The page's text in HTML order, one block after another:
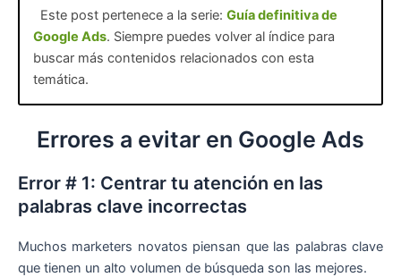
Este post pertenece a la serie: Guía definitiva de
Google Ads. Siempre puedes volver al índice para
buscar más contenidos relacionados con esta
temática.
Errores a evitar en Google Ads
Error # 1: Centrar tu atención en las
palabras clave incorrectas
Muchos marketers novatos piensan que las palabras clave
que tienen un alto volumen de búsqueda son las mejores.